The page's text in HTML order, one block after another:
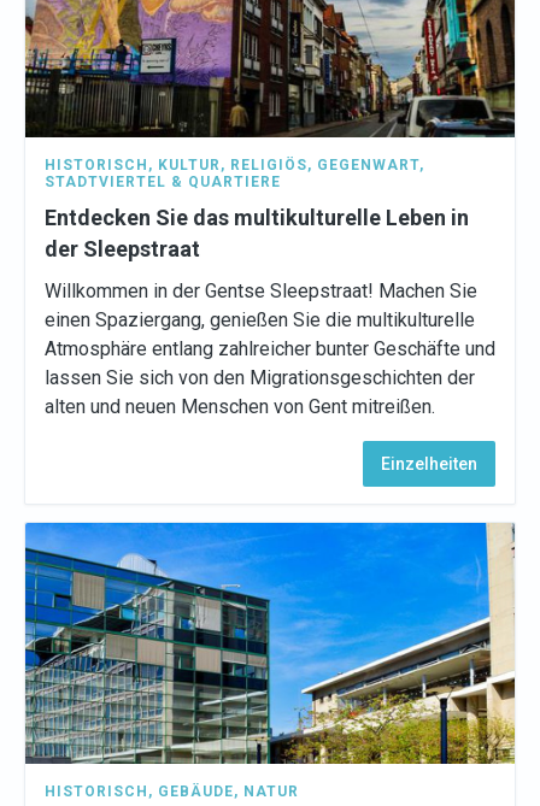
HISTORISCH , KULTUR , RELIGIÖS, GEGENWART,
STADTVIERTEL & QUARTIERE
Entdecken Sie das multikulturelle Leben in
der Sleepstraat
Willkommen in der Gentse Sleepstraat! Machen Sie
einen Spaziergang, genießen Sie die multikulturelle
Atmosphäre entlang zahlreicher bunter Geschäfte und
lassen Sie sich von den Migrationsgeschichten der
alten und neuen Menschen von Gent mitreißen.
Einzelheiten
HISTORISCH , GEBÄUDE, NATUR